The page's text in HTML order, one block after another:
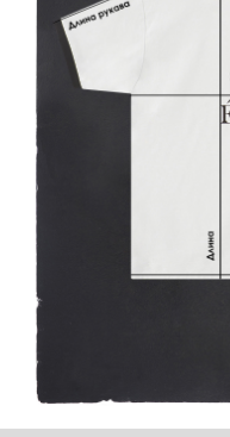
Длина рукава
Ширина низа
Андраник, рост 188, ширина
Мила, рост 170, ширина груди
Машинная или ручная (в
при температуре воды не более
Цельсия. Утюжить только с
Не замачивать. Не
используйте